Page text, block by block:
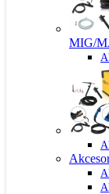
MIG/